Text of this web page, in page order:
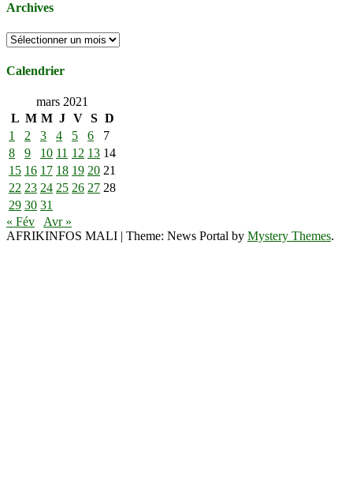
Archives
Archives
Calendrier
mars 2021
L M M J V S D
1
2 3 4 5 6
7
8
9 10 11 12 13 14
15 16 17 18 19 20 21
22 23 24 25 26 27 28
29 30 31
« Fév
Avr »
AFRIKINFOS MALI | Theme: News Portal by Mystery Themes.